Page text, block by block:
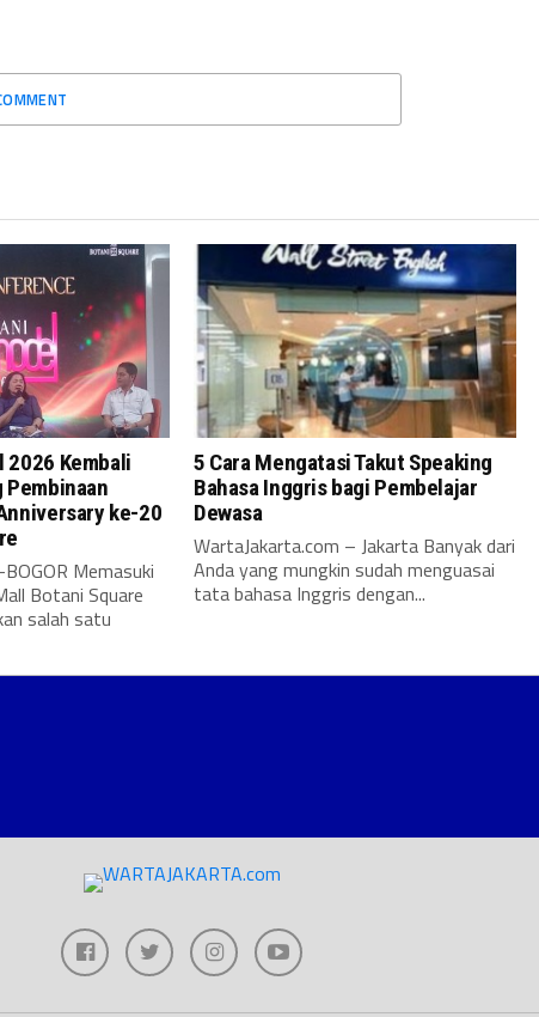
2026 Kembali
Pembinaan
ke-20
Memasuki
Botani Square
salah satu
5 Cara Mengatasi Takut Speaking
Bahasa Inggris bagi Pembelajar
Dewasa
WartaJakarta.com – Jakarta Banyak dari
Anda yang mungkin sudah menguasai
tata bahasa Inggris dengan...